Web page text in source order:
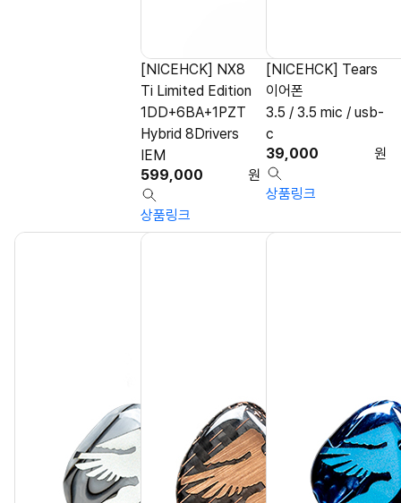
[NICEHCK] NX8
Ti Limited Edition
1DD+6BA+1PZT
Hybrid 8Drivers
IEM
599,000
원
상품링크
[NICEHCK] Tears
이어폰
3.5 / 3.5 mic / usb-
c
39,000
원
상품링크